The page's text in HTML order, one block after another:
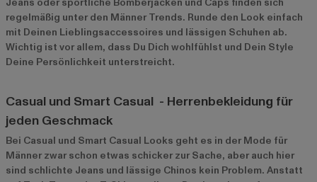
Jeans oder sportliche Bomberjacken und Caps finden sich
regelmäßig unter den Männer Trends. Runde den Look einfach
mit Deinen Lieblingsaccessoires und lässigen Schuhen ab.
Wichtig ist vor allem, dass Du Dich wohlfühlst und Dein Style
Deine Persönlichkeit unterstreicht.
Casual und Smart Casual - Herrenbekleidung für
jeden Geschmack
Bei Casual und Smart Casual Looks geht es in der Mode für
Männer zwar schon etwas schicker zur Sache, aber auch hier
sind schlichte Jeans und lässige Chinos kein Problem. Anstatt